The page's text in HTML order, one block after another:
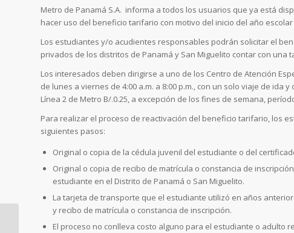
Metro de Panamá S.A. informa a todos los usuarios que ya está
hacer uso del beneficio tarifario con motivo del inicio del año escolar
Los estudiantes y/o acudientes responsables podrán solicitar el
privados de los distritos de Panamá y San Miguelito contar con una
Los interesados deben dirigirse a uno de los Centro de Atención
de lunes a viernes de 4:00 a.m. a 8:00 p.m., con un solo viaje de
Línea 2 de Metro B/.0.25, a excepción de los fines de semana,
Para realizar el proceso de reactivación del beneficio tarifario, los
siguientes pasos:
Original o copia de la cédula juvenil del estudiante o del
Original o copia de recibo de matrícula o constancia de
estudiante en el Distrito de Panamá o San Miguelito.
La tarjeta de transporte que el estudiante utilizó en años
y recibo de matrícula o constancia de inscripción.
El proceso no conlleva costo alguno para el estudiante o adulto